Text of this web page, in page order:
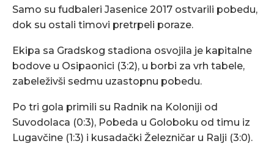
Samo su fudbaleri Jasenice 2017 ostvarili pobedu,
dok su ostali timovi pretrpeli poraze.
Ekipa sa Gradskog stadiona osvojila je kapitalne
bodove u Osipaonici (3:2), u borbi za vrh tabele,
zabeleživši sedmu uzastopnu pobedu.
Po tri gola primili su Radnik na Koloniji od
Suvodolaca (0:3), Pobeda u Goloboku od timu iz
Lugavčine (1:3) i kusadački Železničar u Ralji (3:0).